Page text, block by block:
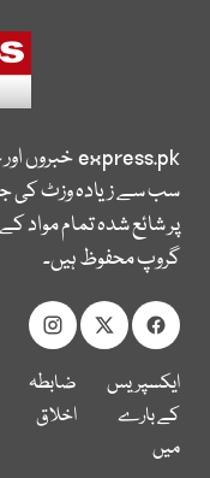
express.pkخبروں
سب سے زیادہ وزٹ کی
پر شائع شدہ تمام
گروپ محفوظ ہیں۔
ایکسپریس
کے بارے
میں
ضابطہ
اخلاق